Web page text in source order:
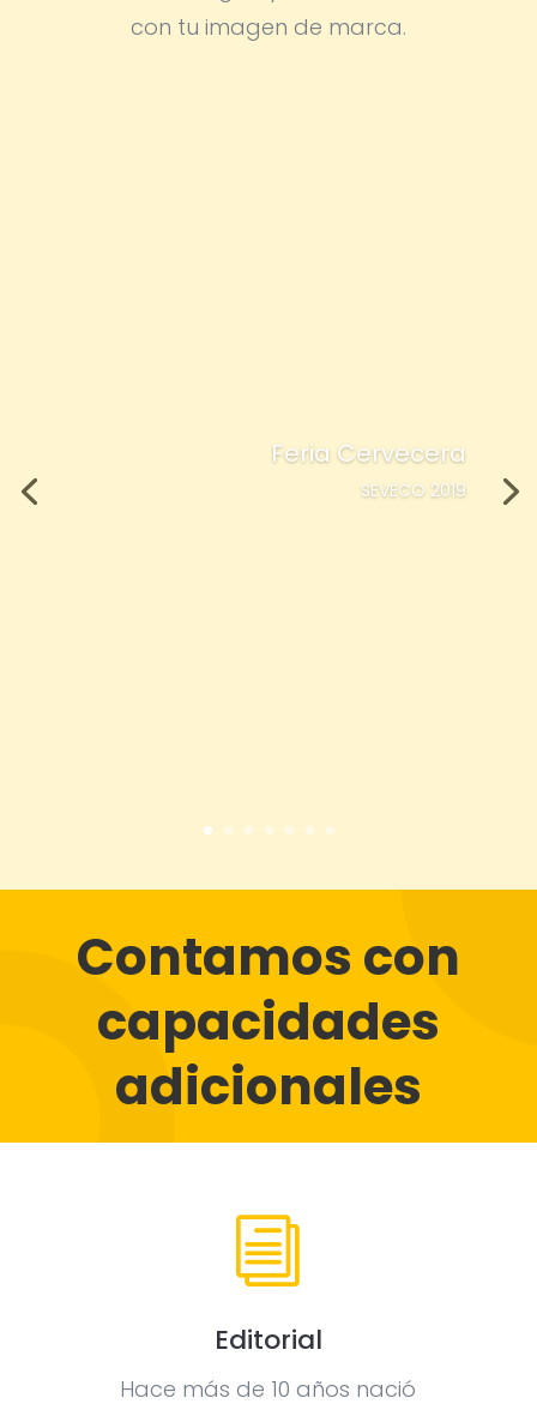
con tu imagen de marca.
Feria Cervecera
SEVECO 2019
Contamos con
capacidades
adicionales
i
Editorial
Hace más de 10 años nació